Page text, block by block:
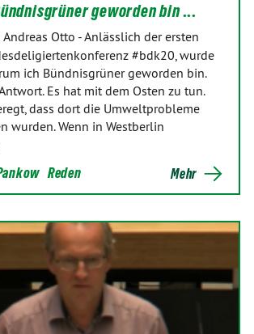
geworden bin ...
Otto -Anlässlich der ersten
#bdk20, wurde
ich Bündnisgrüner geworden bin.
Es hat mit dem Osten zu tun.
dass dort die Umweltprobleme
wurden. Wenn in Westberlin
Reden Mehr